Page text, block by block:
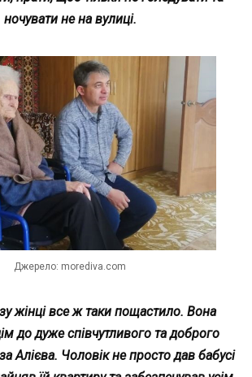
ночувати не на вулиці.
Джерело: morediva.com
жінці все ж таки пощастило. Вона
до дуже співчутливого та доброго
Алієва. Чоловік не просто дав бабусі